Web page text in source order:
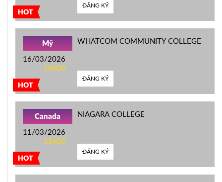
HOT
ĐĂNG KÝ
HOT
Mỹ
16/03/2026
16h00
WHATCOM COMMUNITY COLLEGE
ĐĂNG KÝ
HOT
Canada
11/03/2026
11h00
NIAGARA COLLEGE
ĐĂNG KÝ